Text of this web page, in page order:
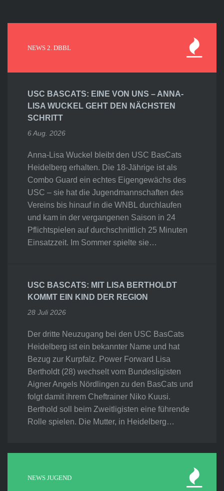
NEWS 2. DBBL
USC BASCATS: EINE VON UNS – ANNA-
LISA WUCKEL GEHT DEN NÄCHSTEN
SCHRITT
6 Aug. 2026
Anna-Lisa Wuckel bleibt den USC BasCats
Heidelberg erhalten. Die 18-Jährige ist als
Combo Guard ein echtes Eigengewächs des
USC – sie hat die Jugendmannschaften des
Vereins bis hinauf in die WNBL durchlaufen
und kam in der vergangenen Saison in 24
Pflichtspielen auf durchschnittlich 25 Minuten
Einsatzzeit. Im Sommer spielte sie…
USC BASCATS: MIT LISA BERTHOLDT
KOMMT EIN KIND DER REGION
28 Juli 2026
Der dritte Neuzugang bei den USC BasCats
Heidelberg ist ein bekannter Name und hat
Bezug zur Kurpfalz. Power Forward Lisa
Bertholdt (28) wechselt vom Bundesligisten
Aigner Angels Nördlingen zu den BasCats und
folgt damit ihrem Cheftrainer Niko Kuusi.
Berthold soll beim Zweitligisten eine führende
Rolle spielen. Die Mutter, in Heidelberg…
NEWS JUGEND